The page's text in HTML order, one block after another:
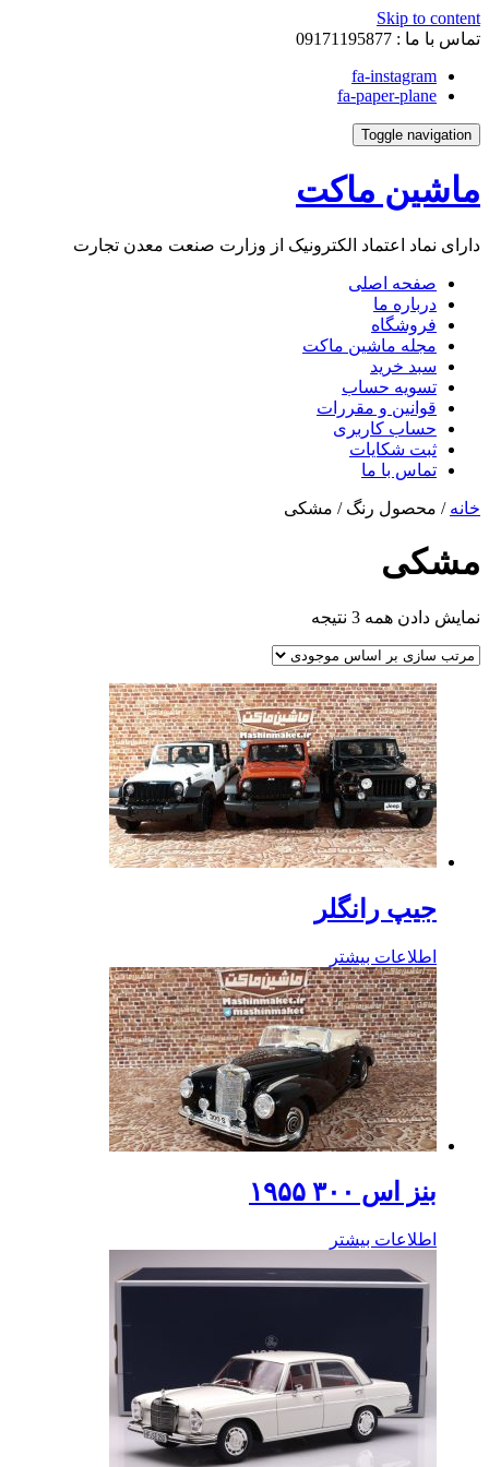
Skip to content
تماس با ما : 09171195877
fa-instagram
fa-paper-plane
Toggle navigation
ماشین ماکت
دارای نماد اعتماد الکترونیک از وزارت صنعت معدن تجارت
صفحه اصلی
درباره ما
فروشگاه
مجله ماشین ماکت
سبد خرید
تسویه حساب
قوانین و مقررات
حساب کاربری
ثبت شکایات
تماس با ما
خانه / محصول رنگ / مشکی
مشکی
نمایش دادن همه 3 نتیجه
جیپ رانگلر
اطلاعات بیشتر
بنز اس ۳۰۰ ۱۹۵۵
اطلاعات بیشتر